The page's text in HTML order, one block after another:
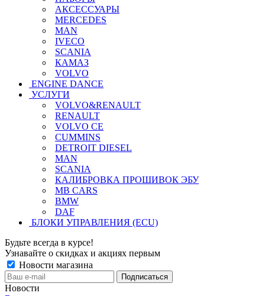
АКСЕССУАРЫ
MERCEDES
MAN
IVECO
SCANIA
КАМАЗ
VOLVO
ENGINE DANCE
УСЛУГИ
VOLVO&RENAULT
RENAULT
VOLVO CE
CUMMINS
DETROIT DIESEL
MAN
SCANIA
КАЛИБРОВКА ПРОШИВОК ЭБУ
MB CARS
BMW
DAF
БЛОКИ УПРАВЛЕНИЯ (ECU)
Будьте всегда в курсе!
Узнавайте о скидках и акциях первым
Новости магазина
Новости